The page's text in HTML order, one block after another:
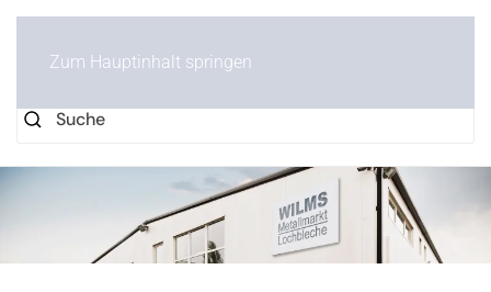
Zum Hauptinhalt springen